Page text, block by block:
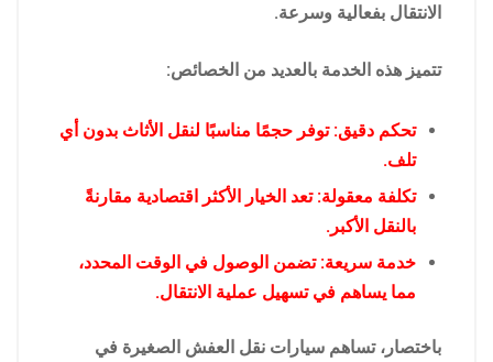
الانتقال بفعالية وسرعة.
تتميز هذه الخدمة بالعديد من الخصائص:
تحكم دقيق: توفر حجمًا مناسبًا لنقل الأثاث بدون أي
تلف.
تكلفة معقولة: تعد الخيار الأكثر اقتصادية مقارنةً
بالنقل الأكبر.
خدمة سريعة: تضمن الوصول في الوقت المحدد،
مما يساهم في تسهيل عملية الانتقال.
باختصار، تساهم سيارات نقل العفش الصغيرة في